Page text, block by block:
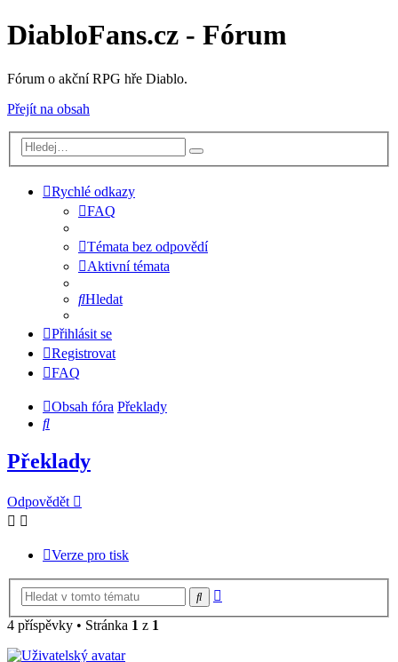
DiabloFans.cz - Fórum
Fórum o akční RPG hře Diablo.
Přejít na obsah
Rychlé odkazy
FAQ
Témata bez odpovědí
Aktivní témata
Hledat
Přihlásit se
Registrovat
FAQ
Obsah fóra Překlady
Hledat
Překlady
Odpovědět
Verze pro tisk
Hledat
4 příspěvky • Stránka 1 z 1